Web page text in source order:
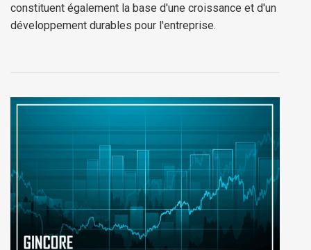
constituent également la base d'une croissance et d'un
développement durables pour l'entreprise.